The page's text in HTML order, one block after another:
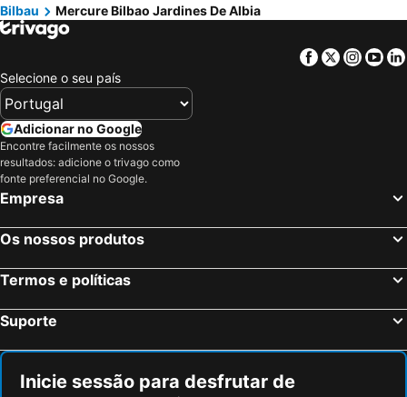
Bilbau
Mercure Bilbao Jardines De Albia
Facebook
Twitter
Selecione o seu país
Adicionar no Google
Encontre facilmente os nossos
resultados: adicione o trivago como
fonte preferencial no Google.
Empresa
Os nossos produtos
Termos e políticas
Suporte
Inicie sessão para desfrutar de